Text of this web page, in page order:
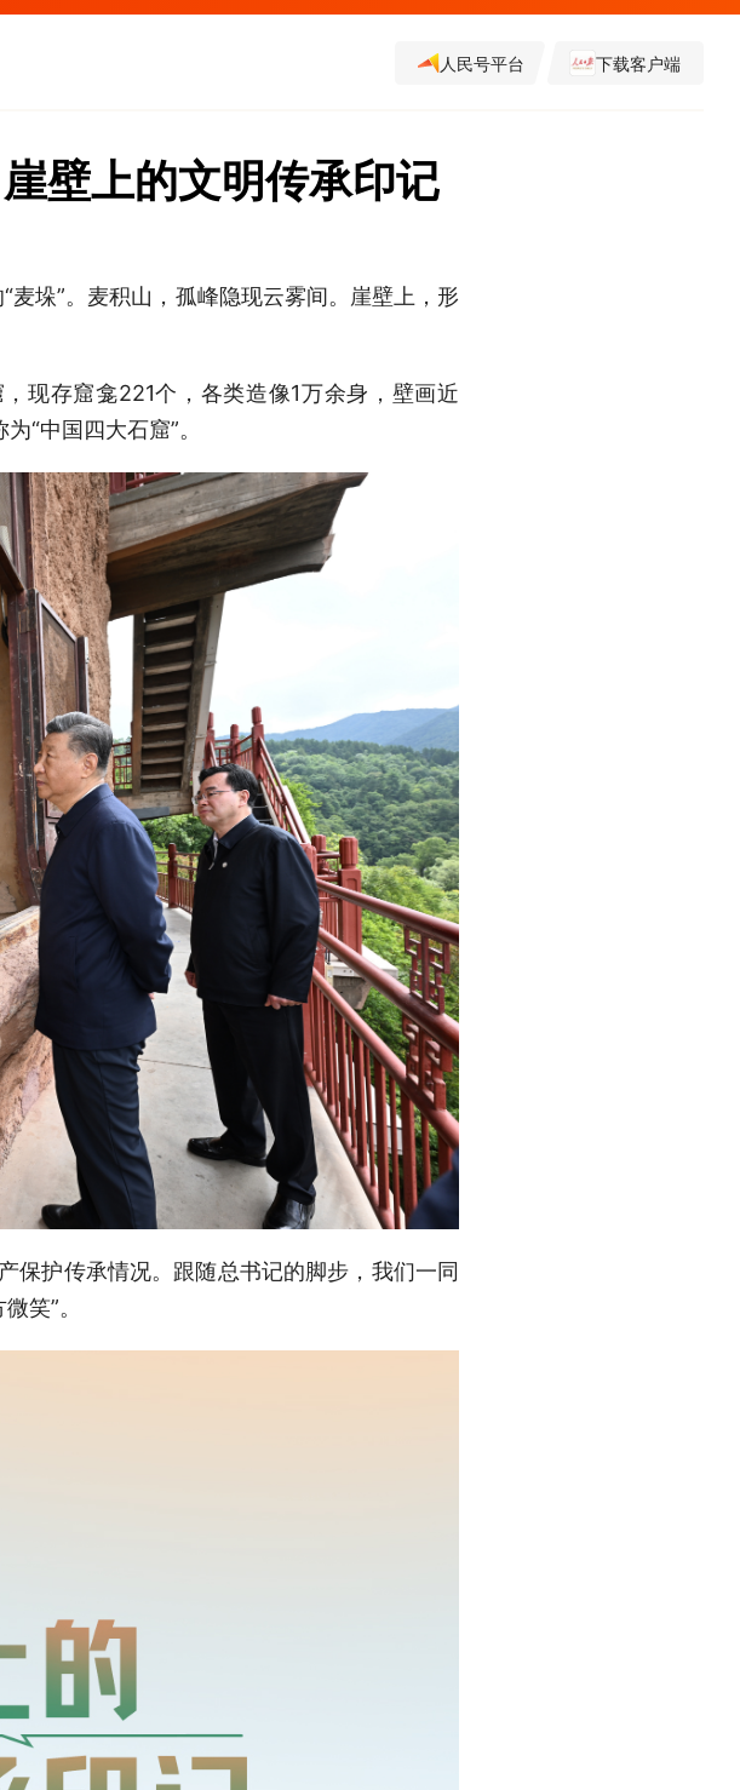
人民号平台 下载客户端
壁上的文明传承印记
垛”。麦积山，孤峰隐现云雾间。崖壁上，形
现存窟龛221个，各类造像1万余身，壁画近
“中国四大石窟”。
保护传承情况。跟随总书记的脚步，我们一同
笑”。